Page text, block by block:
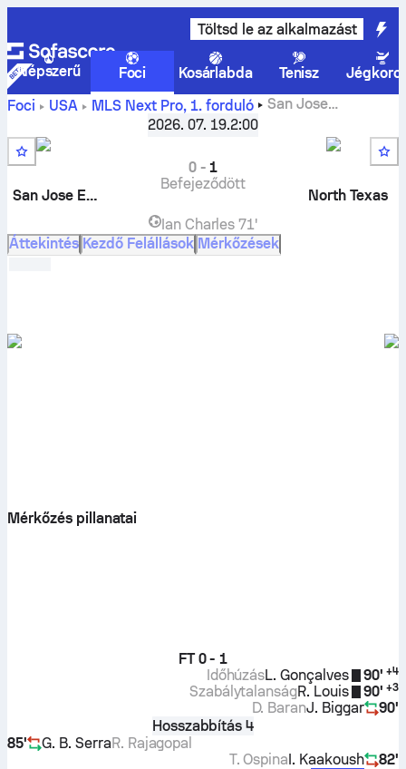
Töltsd le az alkalmazást
Népszerű Foci Kosárlabda Tenisz
Foci
USA MLS Next Pro, 1. forduló
San Jose
North Texas SCélő eredmények, H2H
eredmények, egymás elleni eredmények, előrejelzések
2026. 07. 19.2:00
San Jose Earthquakes II
0- 1
Befejeződött
North Texas
Ian Charles 71'
Áttekintés Kezdő Felállások Mérkőzések
Mérkőzés pillanatai
FT 0 - 1
90' +4
L. Gonçalves
Időhúzás
90' +3
R. Louis
Szabálytalanság
90'
J. Biggar
D. Baran
Hosszabbítás 4
85'
G. B. SerraR. Rajagopal
82'
I. Kaakoush
T. Ospina